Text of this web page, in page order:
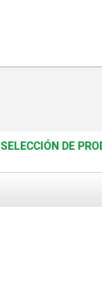
SELECCIÓN DE